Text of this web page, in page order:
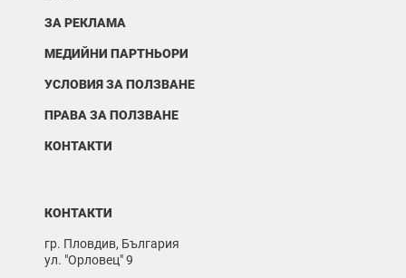
ЗА РЕКЛАМА
МЕДИЙНИ ПАРТНЬОРИ
УСЛОВИЯ ЗА ПОЛЗВАНЕ
ПРАВА ЗА ПОЛЗВАНЕ
КОНТАКТИ
КОНТАКТИ
гр. Пловдив, България
ул. "Орловец" 9